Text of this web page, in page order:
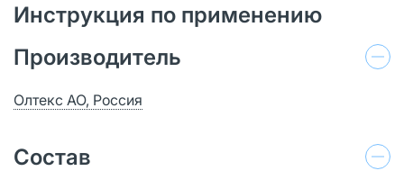
Инструкция по применению
Производитель
Олтекс АО, Россия
Состав